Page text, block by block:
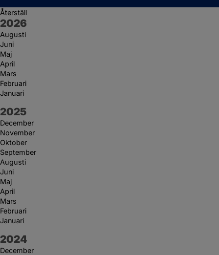
Återställ
År:
2026
Augusti
Juni
Maj
April
Mars
Februari
Januari
År:
2025
December
November
Oktober
September
Augusti
Juni
Maj
April
Mars
Februari
Januari
År:
2024
December